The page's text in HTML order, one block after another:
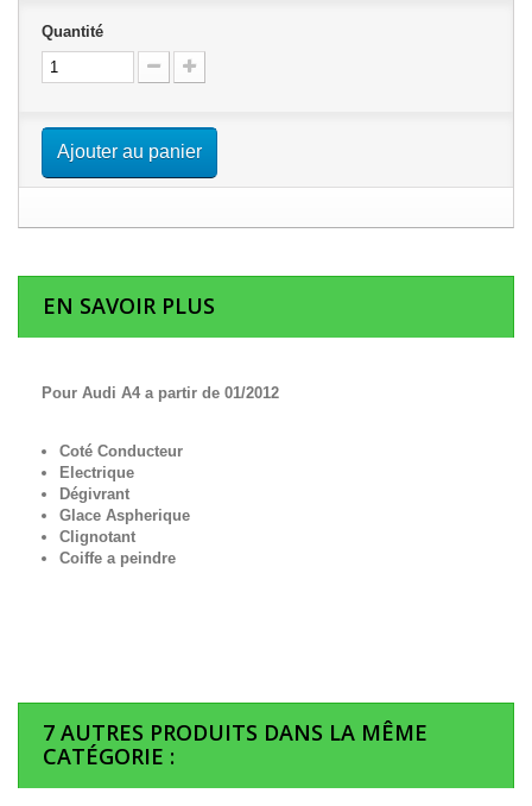
Quantité
Ajouter au panier
EN SAVOIR PLUS
Pour Audi A4 a partir de 01/2012
Coté Conducteur
Electrique
Dégivrant
Glace Aspherique
Clignotant
Coiffe a peindre
7 AUTRES PRODUITS DANS LA MÊME
CATÉGORIE :